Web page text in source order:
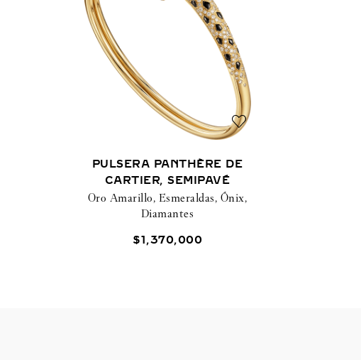
PULSERA PANTHÈRE DE
CARTIER, SEMIPAVÉ
Oro Amarillo, Esmeraldas, Ónix,
Diamantes
$1 ,370,000